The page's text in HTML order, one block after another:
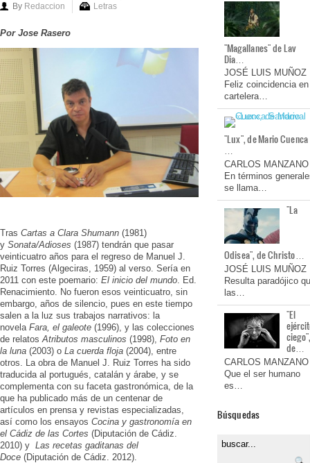
By Redaccion Letras
Por Jose Rasero
Tras Cartas a Clara Shumann (1981)
y Sonata/Adioses (1987) tendrán que pasar
veinticuatro años para el regreso de Manuel J.
Ruiz Torres (Algeciras, 1959) al verso. Sería en
2011 con este poemario: El inicio del mundo . Ed.
Renacimiento. No fueron esos veinticuatro, sin
embargo, años de silencio, pues en este tiempo
salen a la luz sus trabajos narrativos: la
novela Fara, el galeote (1996), y las colecciones
de relatos Atributos masculinos (1998), Foto en
la luna (2003) o La cuerda floja (2004), entre
otros. La obra de Manuel J. Ruiz Torres ha sido
traducida al portugués, catalán y árabe, y se
complementa con su faceta gastronómica, de la
que ha publicado más de un centenar de
artículos en prensa y revistas especializadas,
así como los ensayos Cocina y gastronomía en
el Cádiz de las Cortes (Diputación de Cádiz.
2010) y Las recetas gaditanas del
Doce (Diputación de Cádiz. 2012).
"Magallanes" de Lav
Dia…
JOSÉ LUIS MUÑOZ
Feliz coincidencia en
cartelera…
"Lux", de Mario Cuenca
…
CARLOS MANZANO
En términos
se llama…
"La
Odisea", de Christo…
JOSÉ LUIS MUÑOZ
Resulta paradójico
las…
"El
de…
CARLOS MANZANO
Que el ser humano
es…
Búsquedas